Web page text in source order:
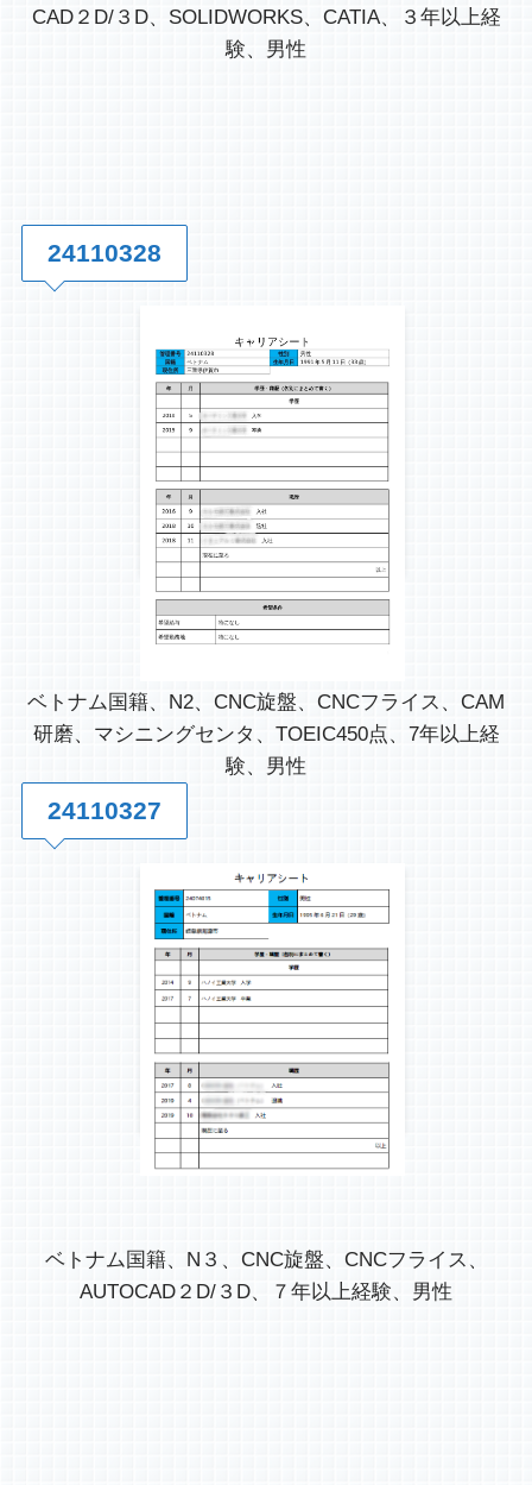
CAD２D/３D、SOLIDWORKS、CATIA、３年以上経
験、男性
24110328
ベトナム国籍、N2、CNC旋盤、CNCフライス、CAM
研磨、マシニングセンタ、TOEIC450点、7年以上経
験、男性
24110327
ベトナム国籍、N３、CNC旋盤、CNCフライス、
AUTOCAD２D/３D、７年以上経験、男性